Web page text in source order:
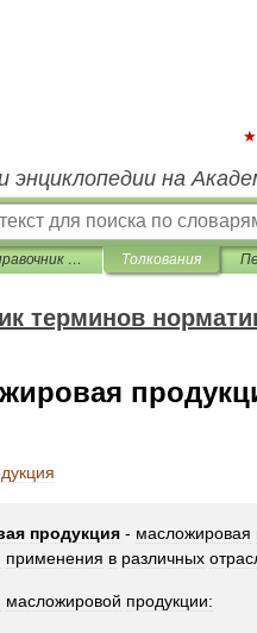
энциклопедии на
Словарь-справочник терминов нормативно-технической документации Толкования
терминов
продукция - масложировая
применения в различных
масложировой продукции: